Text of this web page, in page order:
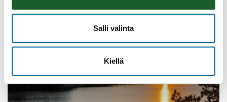
Salli valinta
Kiellä
Palinperäntie 1312
Lue lisää